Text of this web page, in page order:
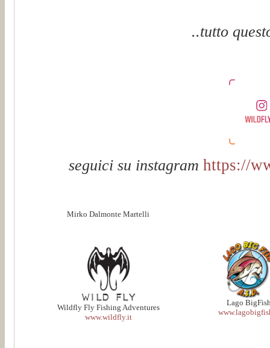
..tutto
seguici su instagram https://
Mirko Dalmonte Martelli
Wildfly Fly Fishing Adventures
www.wildfly.it
Lago